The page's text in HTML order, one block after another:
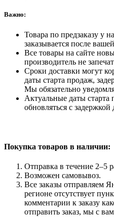
Важно:
Товара по предзаказу у
заказывается после
Все товары на сайте
производитель не
Сроки доставки могут
даты старта продаж,
Мы обязательно
Актуальные даты старта
обновляться с
Покупка товаров в наличии:
Отправка в течение 2–5
Возможен самовывоз.
Все заказы отправляем
регионе отсутствует
комментарии к заказу
отправить заказ, мы с